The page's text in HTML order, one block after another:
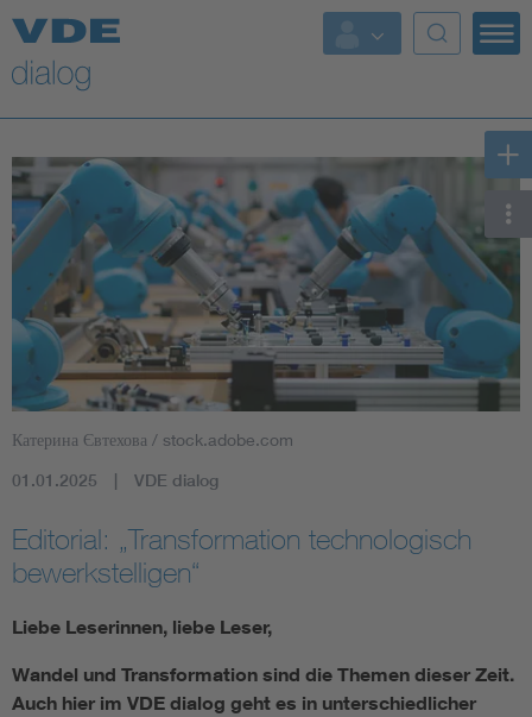
Катерина Євтехова / stock.adobe.com
01.01.2025 VDE dialog
Editorial: „Transformation technologisch
bewerkstelligen“
Liebe Leserinnen, liebe Leser,
Wandel und Transformation sind die Themen dieser Zeit.
Auch hier im VDE dialog geht es in unterschiedlicher